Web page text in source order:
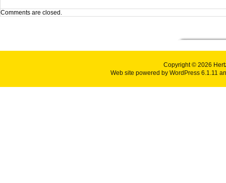
Comments are closed.
Copyright © 2026
Web site powered by WordPress 6.1.11